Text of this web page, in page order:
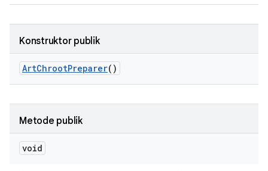
Konstruktor publik
ArtChrootPreparer()
Metode publik
void